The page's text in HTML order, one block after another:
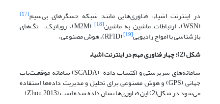
در اینترنت اشیاء، فناوری‌هایی مانند شبکه حسگرهای بی‌سیم[17]
(WSN)، ارتباطات ماشین به ماشین [18] (M2M)، روباتیک، تگ‌های
بازشناسی با امواج رادیویی[19]
(RFID)، هوش مصنوعی،
شکل (2): چهار فناوری مهم در اینترنت اشیاء
سامانه‌های سرپرستی و اکتساب داده (SCADA) سامانه موقعیت‌یاب
جهانی (GPS) و هوش مصنوعی برای تحلیل و مدیریت داده‌ها استفاده
می‌شود در شکل(2) این فناوری‌ها نشان داده شده است (Zhou, 2013).